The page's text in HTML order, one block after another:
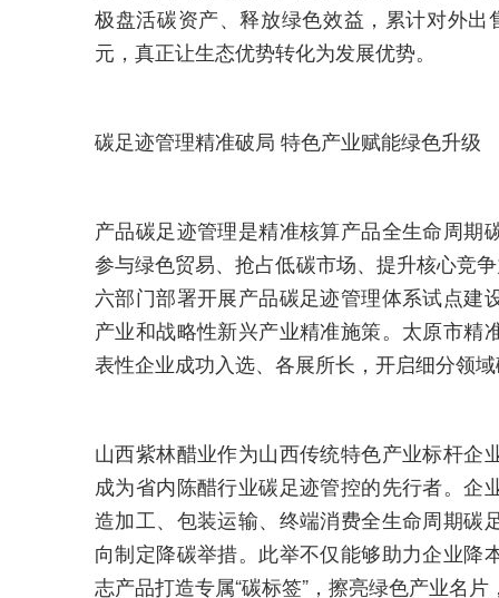
极盘活碳资产、释放绿色效益，累计对外
元，真正让生态优势转化为发展优势。
碳足迹管理精准破局 特色产业赋能绿色升
产品碳足迹管理是精准核算产品全生命周期
参与绿色贸易、抢占低碳市场、提升核心竞
六部门部署开展产品碳足迹管理体系试点建
产业和战略性新兴产业精准施策。太原市精
表性企业成功入选、各展所长，开启细分领
山西紫林醋业作为山西传统特色产业标杆企
成为省内陈醋行业碳足迹管控的先行者。
造加工、包装运输、终端消费全生命周期碳
向制定降碳举措。此举不仅能够助力企业降
志产品打造专属“碳标签”，擦亮绿色产业名